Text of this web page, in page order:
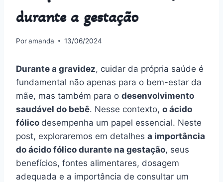
durante a gestação
Poramanda 13/06/2024
Durante a gravidez, cuidar da própria saúde é
fundamental não apenas para o bem-estar da
mãe, mas também para o desenvolvimento
saudável do bebê. Nesse contexto, o ácido
fólico desempenha um papel essencial. Neste
post, exploraremos em detalhes a importância
do ácido fólico durante na gestação, seus
benefícios, fontes alimentares, dosagem
adequada e a importância de consultar um